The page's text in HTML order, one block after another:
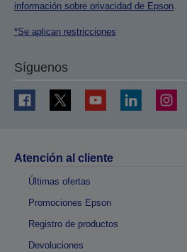
información sobre privacidad de Epson.
*Se aplican restricciones
Síguenos
Atención al cliente
Últimas ofertas
Promociones Epson
Registro de productos
Devoluciones